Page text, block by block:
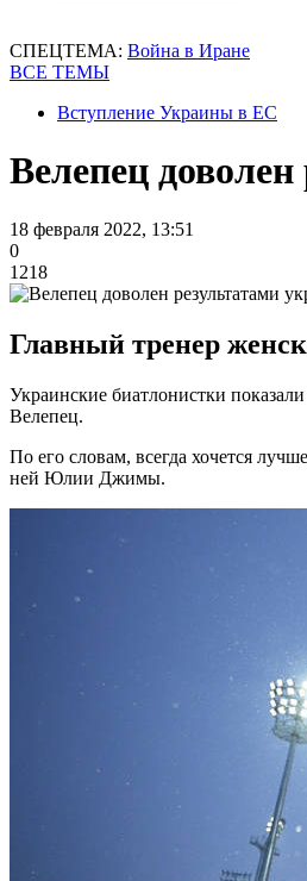
СПЕЦТЕМА: Война в Иране
ВСЕ ТЕМЫ
Вступление Украины в ЕС
Велепец
18 февраля 2022, 13:51
0
1218
Главный тренер
Украинские биатлонистки
Велепец.
По его словам, всегда хочется
ней Юлии Джимы.